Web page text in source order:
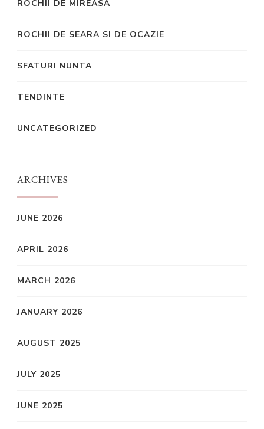
ROCHII DE MIREASA
ROCHII DE SEARA SI DE OCAZIE
SFATURI NUNTA
TENDINTE
UNCATEGORIZED
ARCHIVES
JUNE 2026
APRIL 2026
MARCH 2026
JANUARY 2026
AUGUST 2025
JULY 2025
JUNE 2025